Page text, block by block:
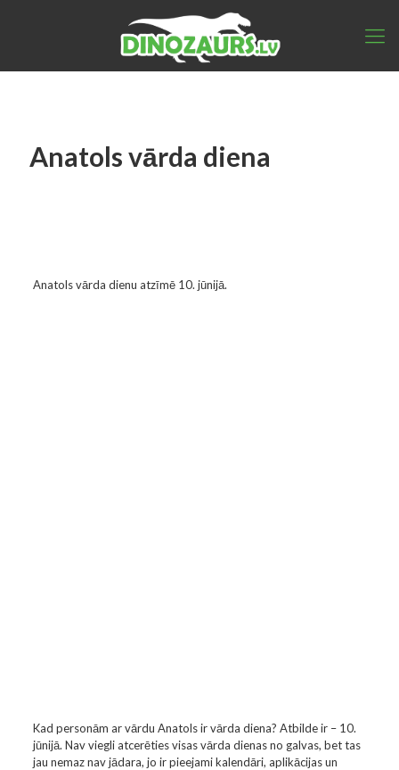
Anatols vārda diena
Anatols vārda dienu atzīmē 10. jūnijā.
Kad personām ar vārdu Anatols ir vārda diena? Atbilde ir – 10.
jūnijā. Nav viegli atcerēties visas vārda dienas no galvas, bet tas
jau nemaz nav jādara, jo ir pieejami kalendāri, aplikācijas un